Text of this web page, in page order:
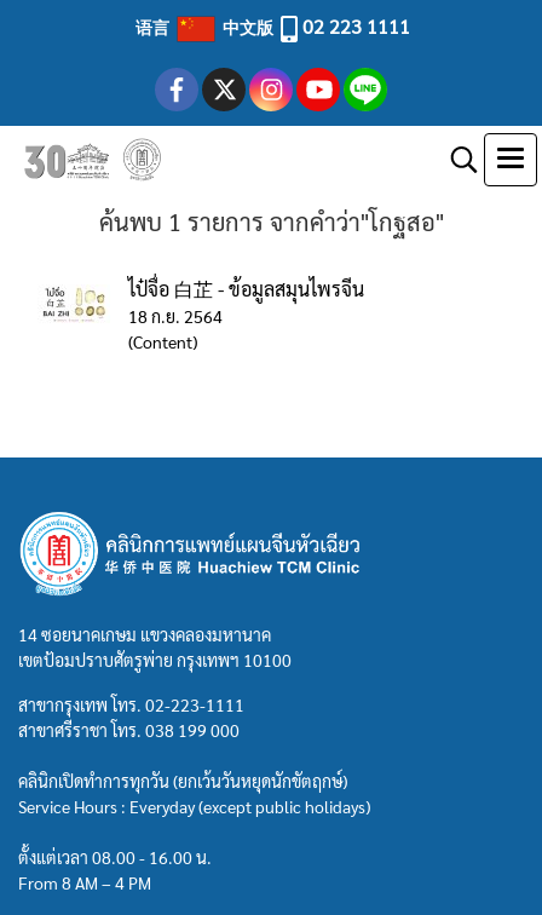
语言 中文版 02 223 1111
ค้นพบ 1 รายการ จากคำว่า"โกฐสอ"
ไป๋จื่อ 白芷 - ข้อมูลสมุนไพรจีน
18 ก.ย. 2564
(Content)
14 ซอยนาคเกษม แขวงคลองมหานาค
เขตป้อมปราบศัตรูพ่าย กรุงเทพฯ 10100
สาขากรุงเทพ โทร. 02-223-1111
สาขาศรีราชา โทร. 038 199 000
คลินิกเปิดทำการทุกวัน (ยกเว้นวันหยุดนักขัตฤกษ์)
Service Hours : Everyday (except public holidays)
ตั้งแต่เวลา 08.00 - 16.00 น.
From 8 AM – 4 PM